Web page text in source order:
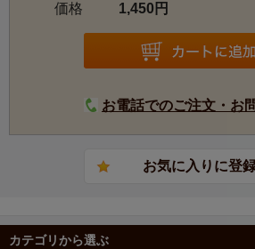
価格 1,450円
お電話でのご注文・お
カテゴリから選ぶ